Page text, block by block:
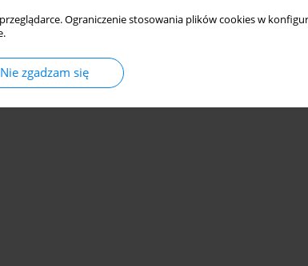
Ograniczenie stosowania plików cookies w
Nie zgadzam się